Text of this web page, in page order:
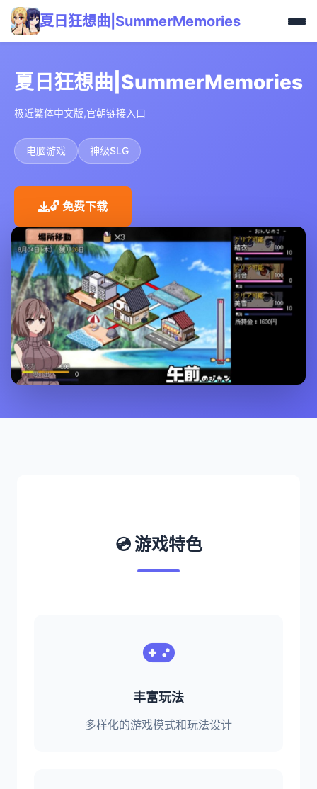
夏日狂想曲|SummerMemories
夏日狂想曲|SummerMemories
极近繁体中文版,官朝链接入口
电脑游戏 神级SLG
🔓 免费下载
💿 游戏特色
丰富玩法
多样化的游戏模式和玩法设计